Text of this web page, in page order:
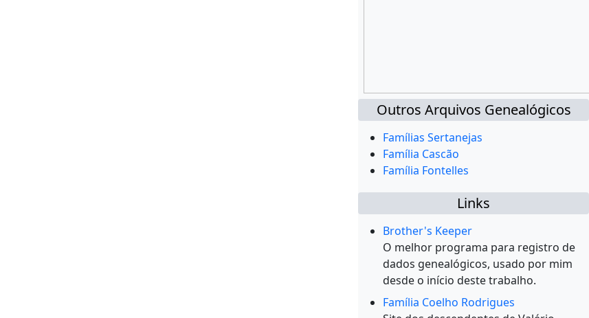
Outros Arquivos Genealógicos
Famílias Sertanejas
Família Cascão
Família Fontelles
Links
Brother's Keeper
O melhor programa para registro de
dados genealógicos, usado por mim
desde o início deste trabalho.
Família Coelho Rodrigues